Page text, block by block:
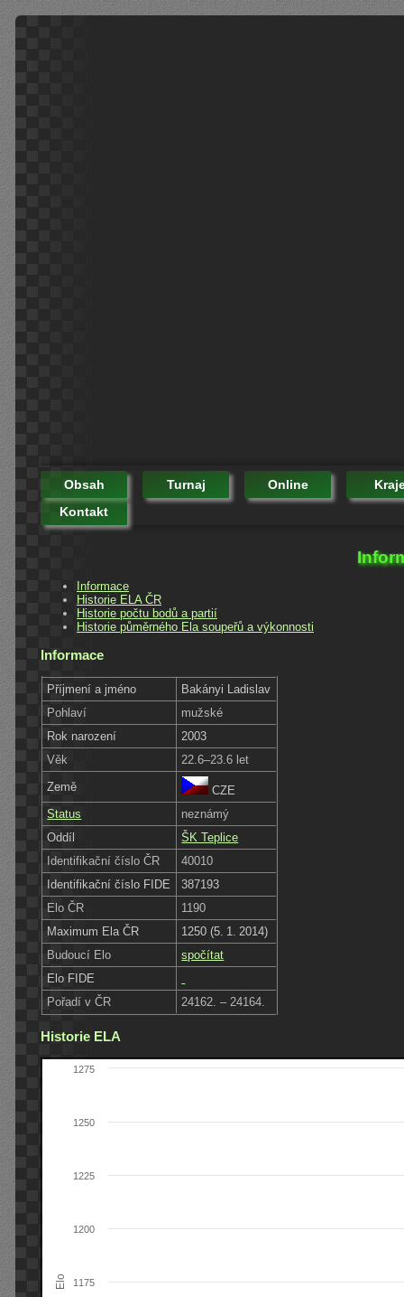
Obsah Turnaj Online
Kontakt
Informace
Historie ELA ČR
Historie počtu bodů a partií
Historie půměrného Ela soupeřů a výkonnosti
Informace
Příjmení a jméno
Bakányi Ladislav
Pohlaví
mužské
Rok narození
2003
Věk
22.6–23.6 let
Země
CZE
Status
neznámý
Oddíl
ŠK Teplice
Identifikační číslo ČR
40010
Identifikační číslo FIDE
387193
Elo ČR
1190
Maximum Ela ČR
1250 (5. 1. 2014)
Budoucí Elo
spočítat
Elo FIDE
Pořadí v ČR
24162. – 24164.
Historie ELA
Elo 1175
1200
1225
1250
1275